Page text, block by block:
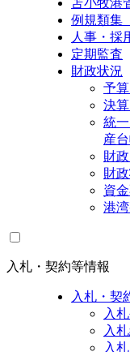
苫小牧港
例規類集
人事・採
定期監査
財政状況
予
決
統
産
財
財
資
港
入札・契約等情報
入札・契
入
入
入